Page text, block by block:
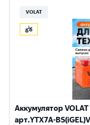
VOLAT
Аккумулятор VOLAT
арт.YTX7A-